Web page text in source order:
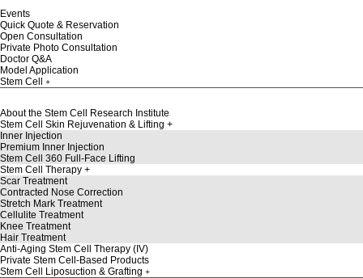
Events
Quick Quote & Reservation
Open Consultation
Private Photo Consultation
Doctor Q&A
Model Application
Stem Cell
About the Stem Cell Research Institute
Stem Cell Skin Rejuvenation & Lifting
Inner Injection
Premium Inner Injection
Stem Cell 360 Full-Face Lifting
Stem Cell Therapy
Scar Treatment
Contracted Nose Correction
Stretch Mark Treatment
Cellulite Treatment
Knee Treatment
Hair Treatment
Anti-Aging Stem Cell Therapy (IV)
Private Stem Cell-Based Products
Stem Cell Liposuction & Grafting